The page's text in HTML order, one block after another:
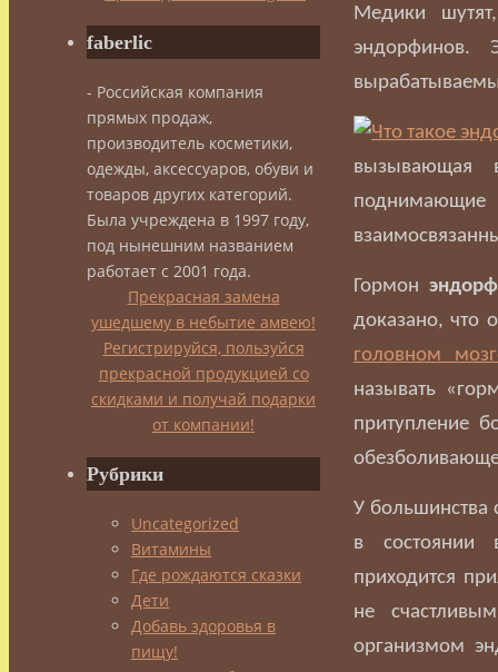
Медики
эндорфинов.
вызывающая
Гормон
доказано, что
головном
называть
притупление
У большинства
в состоянии
приходится
не
организмом
faberlic
- Российская компания
прямых продаж,
производитель косметики,
одежды, аксессуаров, обуви и
товаров других категорий.
Была учреждена в 1997 году,
под нынешним названием
работает с 2001 года.
Прекрасная замена
ушедшему в небытие амвею!
Регистрируйся, пользуйся
прекрасной продукцией со
скидками и получай подарки
от компании!
Рубрики
Uncategorized
Витамины
Где рождаются сказки
Дети
Добавь здоровья в
пищу!